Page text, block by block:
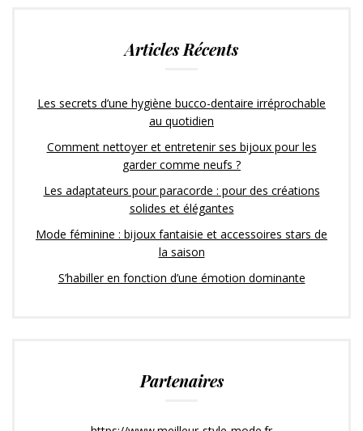
Articles Récents
Les secrets d’une hygiène bucco-dentaire irréprochable
au quotidien
Comment nettoyer et entretenir ses bijoux pour les
garder comme neufs ?
Les adaptateurs pour paracorde : pour des créations
solides et élégantes
Mode féminine : bijoux fantaisie et accessoires stars de
la saison
S’habiller en fonction d’une émotion dominante
Partenaires